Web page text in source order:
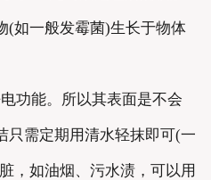
(如一般发霉菌)生长于物体
功能。所以其表面是不会
只需定期用清水轻抹即可(一
，如油烟、污水渍，可以用